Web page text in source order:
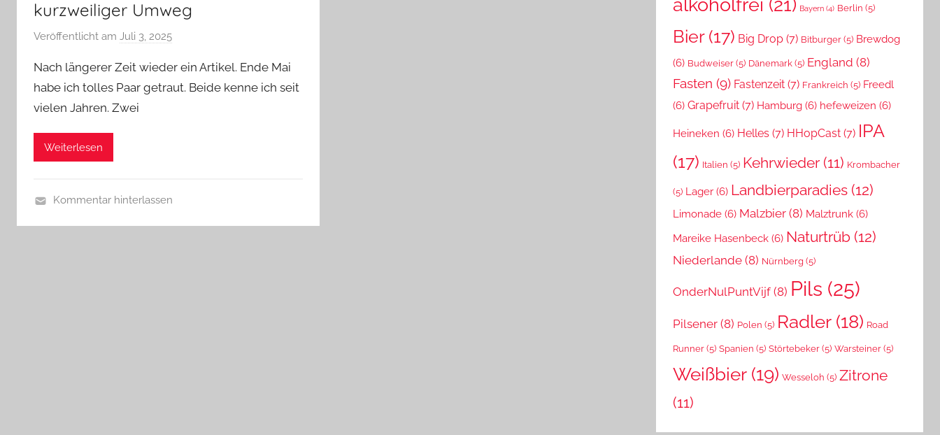
kurzweiliger Umweg
Veröffentlicht am Juli 3, 2025
n
b
Nach längerer Zeit wieder ein Artikel. Ende Mai
habe ich tolles Paar getraut. Beide kenne ich seit
vielen Jahren. Zwei
Weiterlesen
Kommentar hinterlassen
Bayern (4) Berlin (5)
Bier(17) Big Drop (7) Bitburger (5) Brewdog
(6) Budweiser (5) Dänemark (5) England (8)
Fasten (9) Fastenzeit (7) Frankreich (5) Freedl
(6) Grapefruit (7) Hamburg (6) hefeweizen (6)
Heineken (6) Helles (7) HHopCast (7) IPA
(17) Italien (5) Kehrwieder (11) Krombacher
(5) Lager (6) Landbierparadies (12)
Limonade (6) Malzbier (8) Malztrunk (6)
Mareike Hasenbeck (6) Naturtrüb (12)
Niederlande (8) Nürnberg (5)
OnderNulPuntVijf (8) Pils (25)
Pilsener (8) Polen (5) Radler(18) Road
Runner (5) Spanien (5) Störtebeker (5) Warsteiner (5)
Weißbier(19) Wesseloh (5) Zitrone
(11)